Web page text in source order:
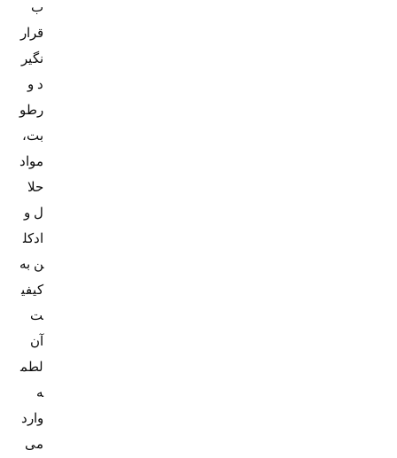
ب
قرار
نگیر
د و
رطو
بت،
مواد
حلا
ل و
ادکل
ن به
کیفی
ت
آن
لطم
ه
وارد
می